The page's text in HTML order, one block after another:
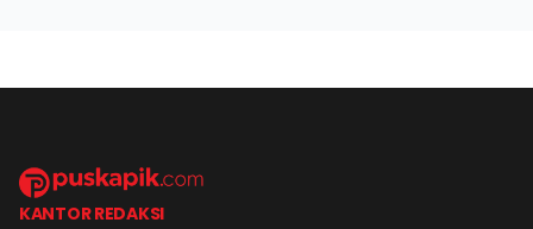
KANTOR REDAKSI